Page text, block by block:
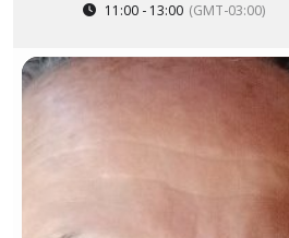
11:00 - 13:00 (GMT-03:00)